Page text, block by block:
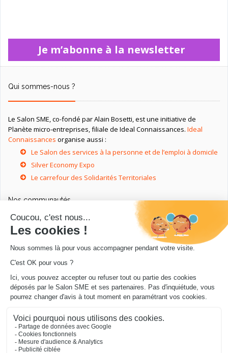
Je m’abonne à la newsletter
Qui sommes-nous ?
Le Salon SME, co-fondé par Alain Bosetti, est une initiative de
Planète micro-entreprises, filiale de Ideal Connaissances. Ideal
Connaissances organise aussi :
Le Salon des services à la personne et de l’emploi à domicile
Silver Economy Expo
Le carrefour des Solidarités Territoriales
Nos communautés
Ressources utiles
Livres utiles pour les entrepreneurs
Sites utiles pour les entrepreneurs
Conseils pour votre entreprise/microentreprise